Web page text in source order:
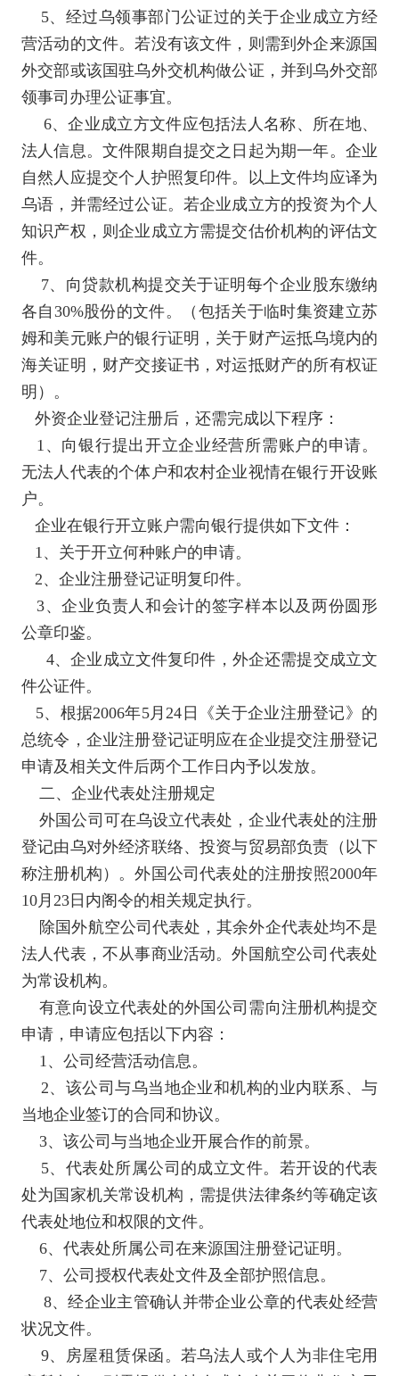
5、经过乌领事部门公证过的关于企业成立方经
营活动的文件。若没有该文件，则需到外企来源国
外交部或该国驻乌外交机构做公证，并到乌外交部
领事司办理公证事宜。
6、企业成立方文件应包括法人名称、所在地、
法人信息。文件限期自提交之日起为期一年。企业
自然人应提交个人护照复印件。以上文件均应译为
乌语，并需经过公证。若企业成立方的投资为个人
知识产权，则企业成立方需提交估价机构的评估文
件。
7、向贷款机构提交关于证明每个企业股东缴纳
各自 30%股份的文件。（包括关于临时集资建立苏
姆和美元账户的银行证明，关于财产运抵乌境内的
海关证明，财产交接证书，对运抵财产的所有权证
明）。
外资企业登记注册后，还需完成以下程序：
1 、向银行提出开立企业经营所需账户的申请。
无法人代表的个体户和农村企业视情在银行开设账
户。
企业在银行开立账户需向银行提供如下文件：
1 、关于开立何种账户的申请。
2、企业注册登记证明复印件。
3、企业负责人和会计的签字样本以及两份圆形
公章印鉴。
4、企业成立文件复印件，外企还需提交成立文
件公证件。
5、根据2006年5月 24 日《关于企业注册登记》的
总统令，企业注册登记证明应在企业提交注册登记
申请及相关文件后两个工作日内予以发放。
二、企业代表处注册规定
外国公司可在乌设立代表处，企业代表处的注册
登记由乌对外经济联络、投资与贸易部负责（以下
称注册机构）。外国公司代表处的注册按照2000年
10月 23日内阁令的相关规定执行。
除国外航空公司代表处，其余外企代表处均不是
法人代表，不从事商业活动。外国航空公司代表处
为常设机构。
有意向设立代表处的外国公司需向注册机构提交
申请，申请应包括以下内容：
1 、公司经营活动信息。
2、该公司与乌当地企业和机构的业内联系、与
当地企业签订的合同和协议。
3、该公司与当地企业开展合作的前景。
5、代表处所属公司的成立文件。若开设的代表
处为国家机关常设机构，需提供法律条约等确定该
代表处地位和权限的文件。
6、代表处所属公司在来源国注册登记证明。
7、公司授权代表处文件及全部护照信息。
8、经企业主管确认并带企业公章的代表处经营
状况文件。
9、房屋租赁保函。若乌法人或个人为非住宅用